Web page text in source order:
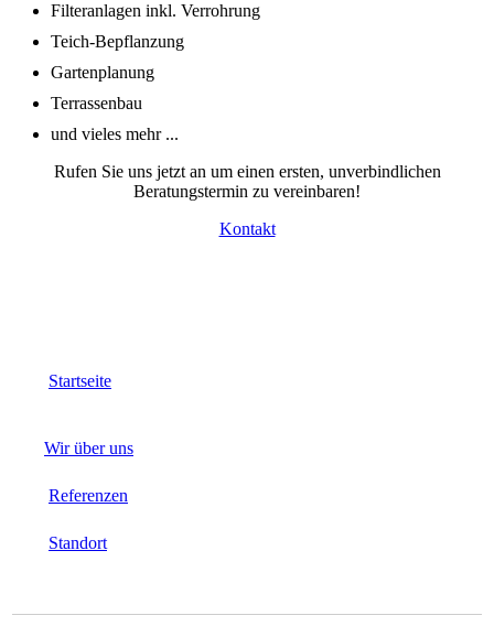
Filteranlagen inkl. Verrohrung
Teich-Bepflanzung
Gartenplanung
Terrassenbau
und vieles mehr ...
Rufen Sie uns jetzt an um einen ersten, unverbindlichen
Beratungstermin zu vereinbaren!
Kontakt
Startseite
Wir über uns
Referenzen
Standort